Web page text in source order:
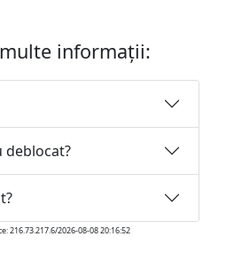
informații:
deblocat?
216.73.217.6/2026-08-08 20:16:52